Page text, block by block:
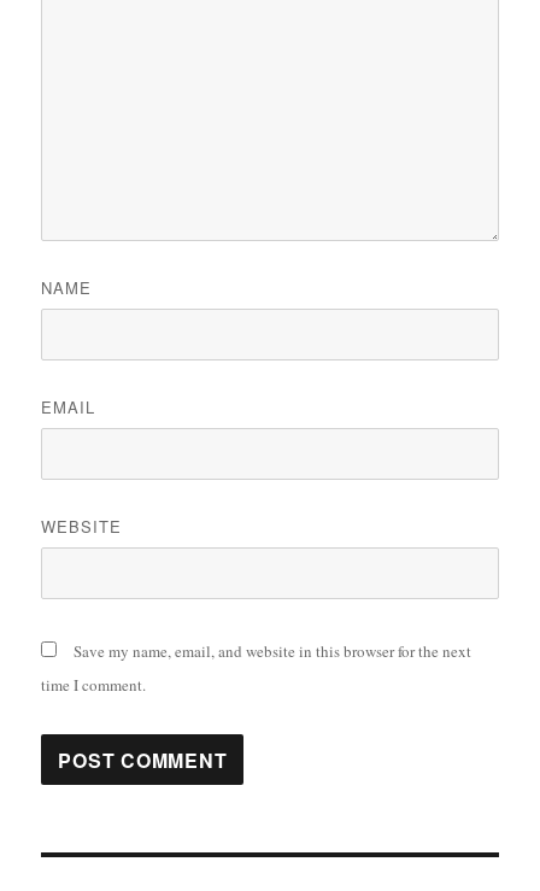
NAME
EMAIL
WEBSITE
Save my name, email, and website in this browser for the next
time I comment.